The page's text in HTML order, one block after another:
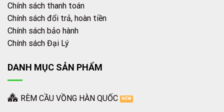
Chính sách thanh toán
Chính sách đổi trả, hoàn tiền
Chính sách bảo hành
Chính sách Đại Lý
DANH MỤC SẢN PHẨM
RÈM CẦU VỒNG HÀN QUỐC